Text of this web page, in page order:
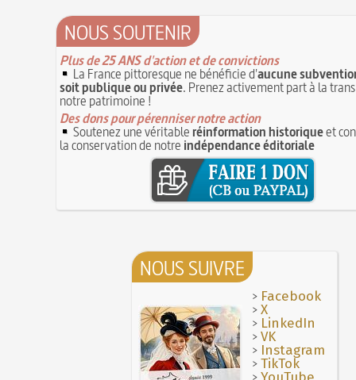
NOUS SOUTENIR
Plus de 25 ANS d'action et de convictions
La France pittoresque ne bénéficie d'aucune
soit publique ou privée. Prenez activement part à la
notre patrimoine !
Des dons pour pérenniser notre action
Soutenez une véritableréinformation historiqueet
la conservation de notre indépendance éditoriale
NOUS SUIVRE
> Facebook
>X
> LinkedIn
>VK
> Instagram
>TikTok